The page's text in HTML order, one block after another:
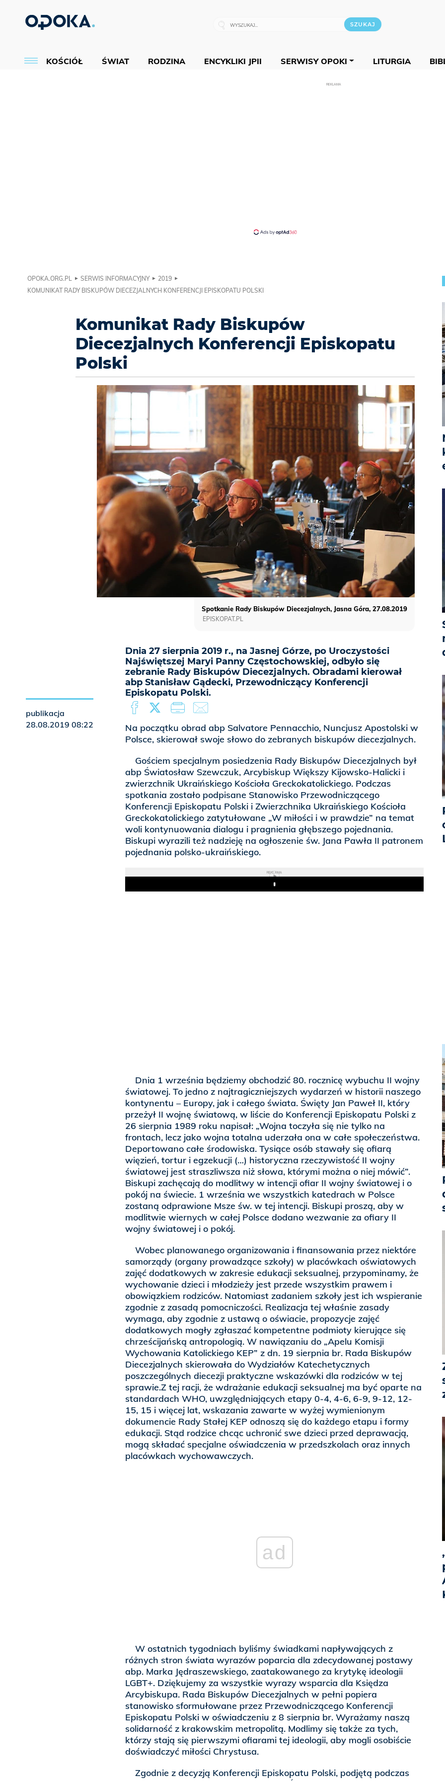
KOŚCIÓŁ ŚWIAT RODZINA ENCYKLIKI JPII SERWISY OPOKI LITURGIA
REKLAMA
OPOKA.ORG.PL SERWIS INFORMACYJNY
2019
KOMUNIKAT RADY BISKUPÓW DIECEZJALNYCH KONFERENCJI EPISKOPATU POLSKI
Komunikat Rady Biskupów
Diecezjalnych Konferencji Episkopatu
Polski
Dnia 27 sierpnia 2019 r., na Jasnej Górze, po Uroczystości
Najświętszej Maryi Panny Częstochowskiej, odbyło się
zebranie Rady Biskupów Diecezjalnych. Obradami kierował
abp Stanisław Gądecki, Przewodniczący Konferencji
Episkopatu Polski.
Spotkanie Rady Biskupów Diecezjalnych, Jasna Góra, 27.08.2019
EPISKOPAT.PL
Na początku obrad abp Salvatore Pennacchio, Nuncjusz Apostolski w
Polsce, skierował swoje słowo do zebranych biskupów diecezjalnych.
Gościem specjalnym posiedzenia Rady Biskupów Diecezjalnych był
abp Światosław Szewczuk, Arcybiskup Większy Kijowsko-Halicki i
zwierzchnik Ukraińskiego Kościoła Greckokatolickiego. Podczas
spotkania zostało podpisane Stanowisko Przewodniczącego
Konferencji Episkopatu Polski i Zwierzchnika Ukraińskiego Kościoła
Greckokatolickiego zatytułowane „W miłości i w prawdzie” na temat
woli kontynuowania dialogu i pragnienia głębszego pojednania.
Biskupi wyrazili też nadzieję na ogłoszenie św. Jana Pawła II patronem
pojednania polsko-ukraińskiego.
REKLAMA
Play
Dnia 1 września będziemy obchodzić 80. rocznicę wybuchu II wojny
światowej. To jedno z najtragiczniejszych wydarzeń w historii naszego
kontynentu – Europy, jak i całego świata. Święty Jan Paweł II, który
przeżył II wojnę światową, w liście do Konferencji Episkopatu Polski z
26 sierpnia 1989 roku napisał: „Wojna toczyła się nie tylko na
frontach, lecz jako wojna totalna uderzała ona w całe społeczeństwa.
Deportowano całe środowiska. Tysiące osób stawały się ofiarą
więzień, tortur i egzekucji (…) historyczna rzeczywistość II wojny
światowej jest straszliwsza niż słowa, którymi można o niej mówić”.
Biskupi zachęcają do modlitwy w intencji ofiar II wojny światowej i o
pokój na świecie. 1 września we wszystkich katedrach w Polsce
zostaną odprawione Msze św. w tej intencji. Biskupi proszą, aby w
modlitwie wiernych w całej Polsce dodano wezwanie za ofiary II
wojny światowej i o pokój.
Wobec planowanego organizowania i finansowania przez niektóre
samorządy (organy prowadzące szkoły) w placówkach oświatowych
zajęć dodatkowych w zakresie edukacji seksualnej, przypominamy, że
wychowanie dzieci i młodzieży jest przede wszystkim prawem i
obowiązkiem rodziców. Natomiast zadaniem szkoły jest ich wspieranie
zgodnie z zasadą pomocniczości. Realizacja tej właśnie zasady
wymaga, aby zgodnie z ustawą o oświacie, propozycje zajęć
dodatkowych mogły zgłaszać kompetentne podmioty kierujące się
chrześcijańską antropologią. W nawiązaniu do „Apelu Komisji
Wychowania Katolickiego KEP” z dn. 19 sierpnia br. Rada Biskupów
Diecezjalnych skierowała do Wydziałów Katechetycznych
poszczególnych diecezji praktyczne wskazówki dla rodziców w tej
sprawie.Z tej racji, że wdrażanie edukacji seksualnej ma być oparte na
standardach WHO, uwzględniających etapy 0-4, 4-6, 6-9, 9-12, 12-
15, 15 i więcej lat, wskazania zawarte w wyżej wymienionym
dokumencie Rady Stałej KEP odnoszą się do każdego etapu i formy
edukacji. Stąd rodzice chcąc uchronić swe dzieci przed deprawacją,
mogą składać specjalne oświadczenia w przedszkolach oraz innych
placówkach wychowawczych.
ad
W ostatnich tygodniach byliśmy świadkami napływających z
różnych stron świata wyrazów poparcia dla zdecydowanej postawy
abp. Marka Jędraszewskiego, zaatakowanego za krytykę ideologii
LGBT+. Dziękujemy za wszystkie wyrazy wsparcia dla Księdza
Arcybiskupa. Rada Biskupów Diecezjalnych w pełni popiera
stanowisko sformułowane przez Przewodniczącego Konferencji
Episkopatu Polski w oświadczeniu z 8 sierpnia br. Wyrażamy naszą
solidarność z krakowskim metropolitą. Modlimy się także za tych,
którzy stają się pierwszymi ofiarami tej ideologii, aby mogli osobiście
doświadczyć miłości Chrystusa.
Zgodnie z decyzją Konferencji Episkopatu Polski, podjętą podczas
publikacja
28.08.2019 08:22